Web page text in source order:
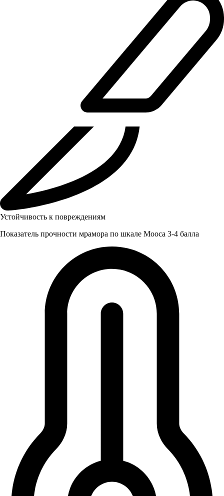
Устойчивость к повреждениям
Показатель прочности мрамора по шкале Мооса 3-4 балла